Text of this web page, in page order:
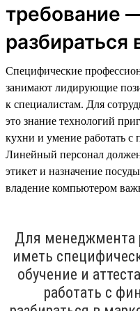
требование
разбираться
Специфические
занимают лидирующие
к специалистам. Для
это знание технологий
кухни и умение работать
Линейный персонал должен
этикет и назначение
владение компьютером
Для менеджмента
иметь
обучение и
работать с